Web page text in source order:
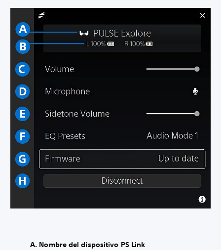
A. Nombre del dispositivo PS Link